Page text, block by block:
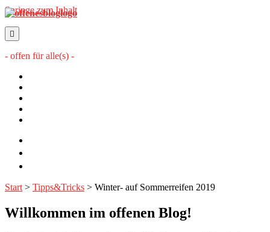
Springe zum Inhalt
offenesblog.de
- offen für alle(s) -
Start > Tipps&Tricks > Winter- auf Sommerreifen 2019
Willkommen im offenen Blog!